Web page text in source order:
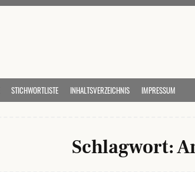
STICHWORTLISTE INHALTSVERZEICHNIS IMPRESSUM
Schlagwort: